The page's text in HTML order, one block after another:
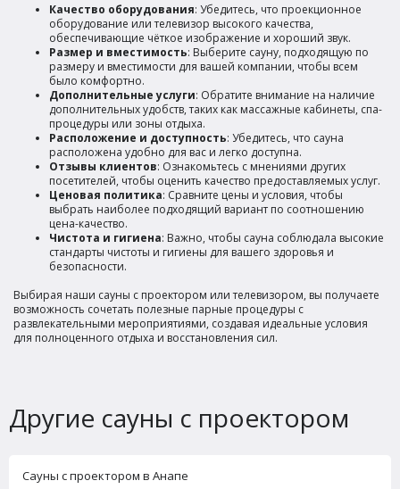
Качество оборудования: Убедитесь, что проекционное
оборудование или телевизор высокого качества,
обеспечивающие чёткое изображение и хороший звук.
Размер и вместимость: Выберите сауну, подходящую по
размеру и вместимости для вашей компании, чтобы всем
было комфортно.
Дополнительные услуги: Обратите внимание на наличие
дополнительных удобств, таких как массажные кабинеты, спа-
процедуры или зоны отдыха.
Расположение и доступность: Убедитесь, что сауна
расположена удобно для вас и легко доступна.
Отзывы клиентов: Ознакомьтесь с мнениями других
посетителей, чтобы оценить качество предоставляемых услуг.
Ценовая политика: Сравните цены и условия, чтобы
выбрать наиболее подходящий вариант по соотношению
цена-качество.
Чистота и гигиена: Важно, чтобы сауна соблюдала высокие
стандарты чистоты и гигиены для вашего здоровья и
безопасности.
Выбирая наши сауны с проектором или телевизором, вы получаете
возможность сочетать полезные парные процедуры с
развлекательными мероприятиями, создавая идеальные условия
для полноценного отдыха и восстановления сил.
Другие сауны с проектором
Сауны с проектором в Анапе